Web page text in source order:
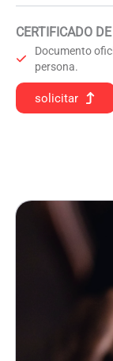
CERTIFICADO
Documento
persona.
solicitar